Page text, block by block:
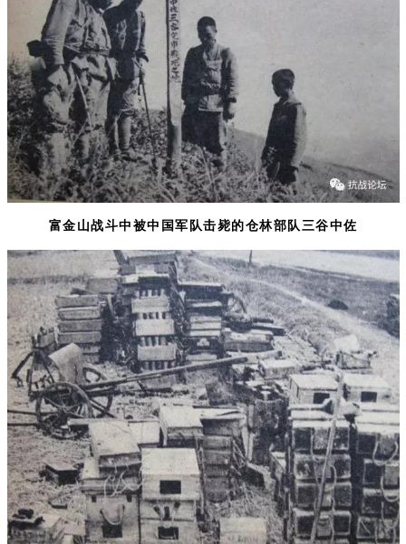
富金山战斗中被中国军队击毙的仓林部队三谷中佐